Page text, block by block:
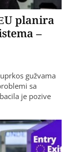
planira
–
gužvama
sa
je pozive